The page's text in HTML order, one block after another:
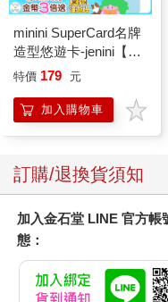
minini SuperCard名牌
造型悠遊卡-jenini【受
託代銷】
特價 179 元
加入購物車
訂購/退換貨須知
加入金石堂 LINE 官方帳
態：